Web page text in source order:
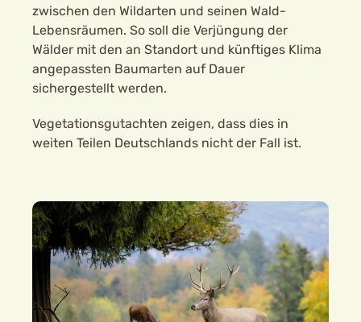
zwischen den Wildarten und seinen Wald-
Lebensräumen. So soll die Verjüngung der
Wälder mit den an Standort und künftiges Klima
angepassten Baumarten auf Dauer
sichergestellt werden.
Vegetationsgutachten zeigen, dass dies in
weiten Teilen Deutschlands nicht der Fall ist.